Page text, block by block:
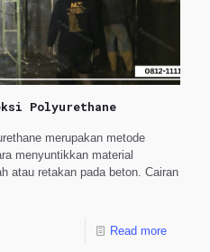
Polyurethane
merupakan metode
menyuntikkan material
atau retakan pada beton. Cairan
Read more